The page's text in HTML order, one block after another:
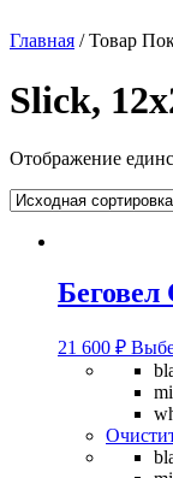
Главная / Товар
Slick,
Отображение
21 600 ₽